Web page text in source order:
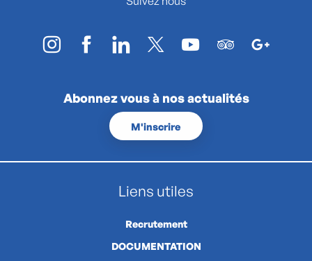
Abonnez vous à nos actualités
M'inscrire
Liens utiles
Recrutement
DOCUMENTATION